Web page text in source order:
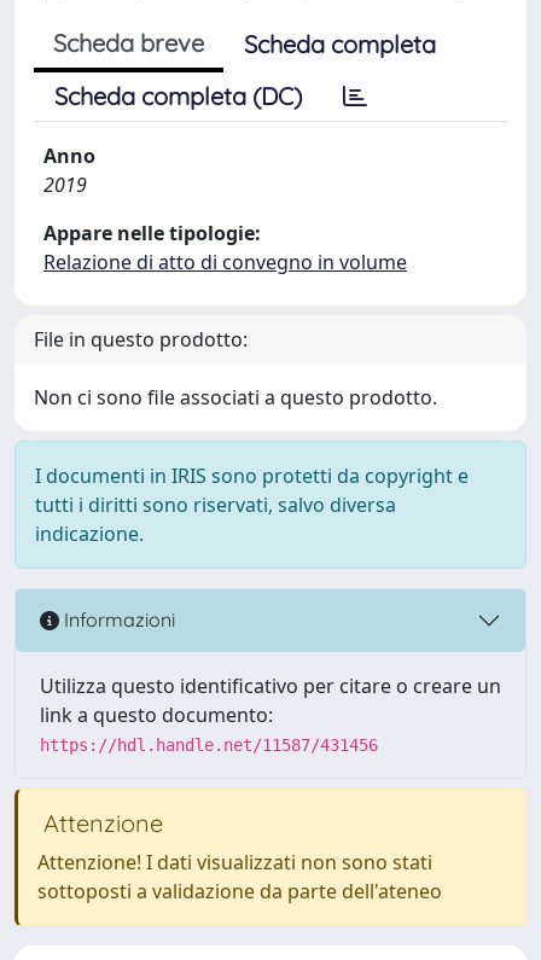
Scheda breve
Scheda completa
Scheda completa (DC)
Anno
2019
Appare nelle tipologie:
Relazione di atto di convegno in volume
File in questo prodotto:
Non ci sono file associati a questo prodotto.
I documenti in IRIS sono protetti da copyright e
tutti i diritti sono riservati, salvo diversa
indicazione.
Informazioni
Utilizza questo identificativo per citare o creare un
link a questo documento:
https://hdl.handle.net/11587/431456
Attenzione
Attenzione! I dati visualizzati non sono stati
sottoposti a validazione da parte dell'ateneo